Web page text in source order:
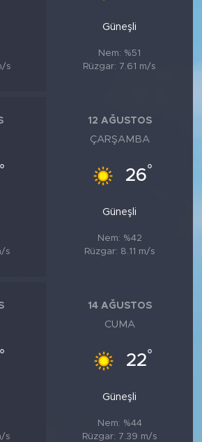
s
Güneşli
Nem: %51
Rüzgar: 7.61 m/s
°
s
12 AĞUSTOS
ÇARŞAMBA
26°
Güneşli
Nem: %42
Rüzgar: 8.11 m/s
°
s
14 AĞUSTOS
CUMA
22°
Güneşli
Nem: %44
Rüzgar: 7.39 m/s